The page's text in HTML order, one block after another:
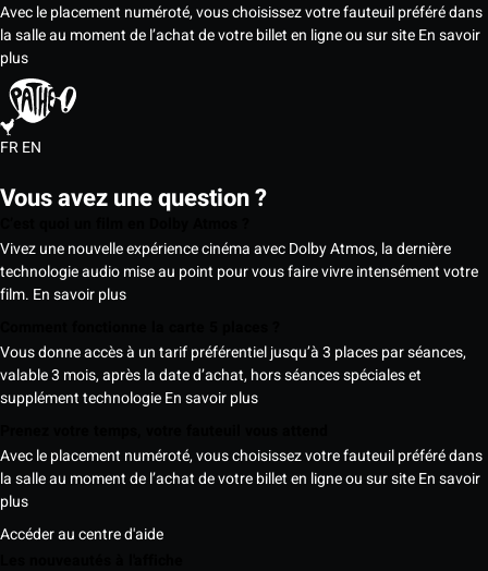
Avec le placement numéroté, vous choisissez votre fauteuil préféré dans
la salle au moment de l’achat de votre billet en ligne ou sur siteEn savoir
plus
FREN
Vous avez une question ?
Vivez une nouvelle expérience cinéma avec Dolby Atmos, la dernière
technologie audio mise au point pour vous faire vivre intensément votre
film. En savoir plus
Vous donne accès à un tarif préférentiel jusqu’à 3 places par séances,
valable 3 mois, après la date d’achat, hors séances spéciales et
supplément technologieEn savoir plus
Avec le placement numéroté, vous choisissez votre fauteuil préféré dans
la salle au moment de l’achat de votre billet en ligne ou sur siteEn savoir
plus
Accéder au centre d'aide